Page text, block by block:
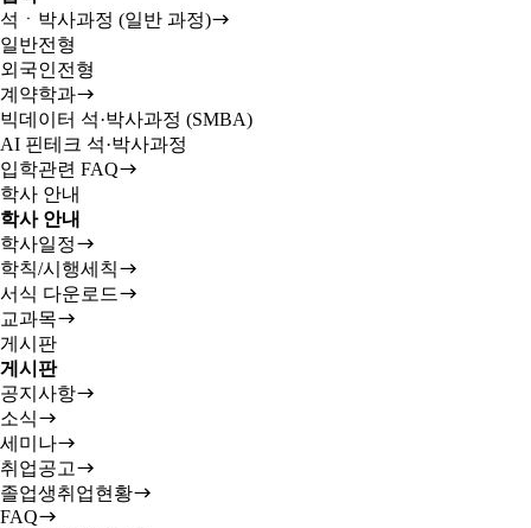
석ㆍ박사과정 (일반 과정)
일반전형
외국인전형
계약학과
빅데이터 석·박사과정 (SMBA)
AI 핀테크 석·박사과정
입학관련 FAQ
학사 안내
학사 안내
학사일정
학칙/시행세칙
서식 다운로드
교과목
게시판
게시판
공지사항
소식
세미나
취업공고
졸업생취업현황
FAQ